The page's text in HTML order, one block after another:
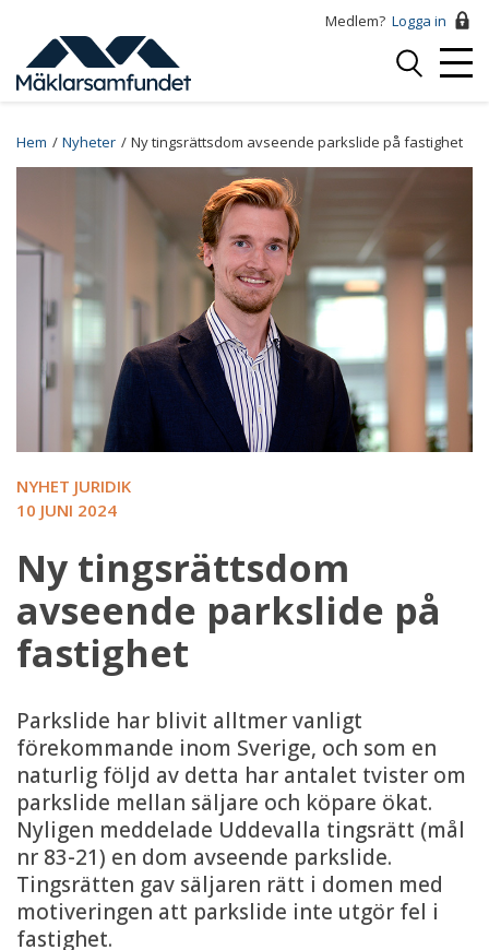
huvudinnehåll
Medlem? Logga in
Logga
Breadcrumb
Hem Nyheter Ny tingsrättsdom avseende parkslide på fastighet
NYHET JURIDIK
10 JUNI 2024
Ny tingsrättsdom
avseende parkslide på
fastighet
Parkslide har blivit alltmer vanligt
förekommande inom Sverige, och som en
naturlig följd av detta har antalet tvister om
parkslide mellan säljare och köpare ökat.
Nyligen meddelade Uddevalla tingsrätt (mål
nr 83-21) en dom avseende parkslide.
Tingsrätten gav säljaren rätt i domen med
motiveringen att parkslide inte utgör fel i
fastighet.